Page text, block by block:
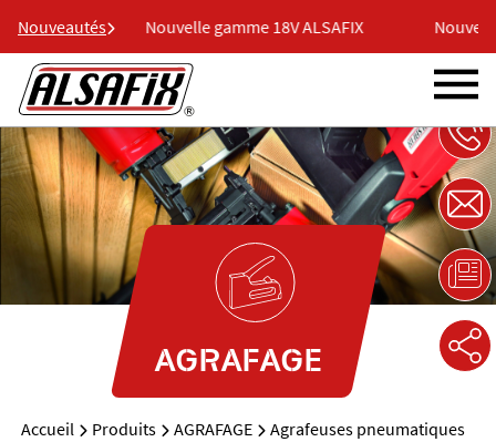
Nouveautés Nouvelle gamme 18V ALSAFIX Nouvelle
AGRAFAGE
Accueil Produits AGRAFAGE
Agrafeuses pneumatiques